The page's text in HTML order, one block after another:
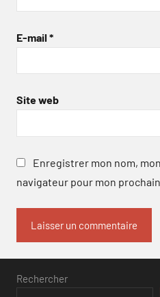
E-mail *
Site web
Enregistrer mon nom,
navigateur pour mon
Rechercher